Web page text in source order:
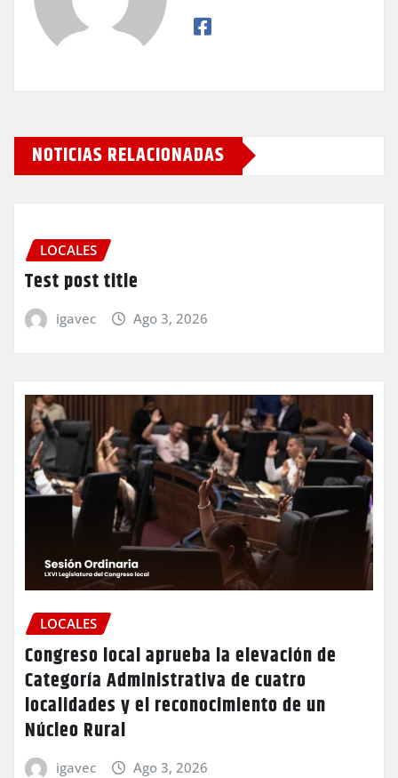
NOTICIAS RELACIONADAS
LOCALES
Test post title
igavec Ago 3, 2026
LOCALES
Congreso local aprueba la elevación de
Categoría Administrativa de cuatro
localidades y el reconocimiento de un
Núcleo Rural
igavec Ago 3, 2026